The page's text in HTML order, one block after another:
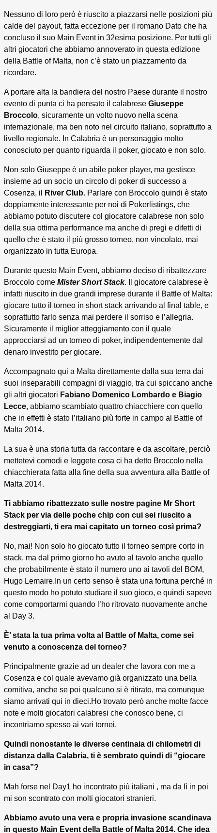
Nessuno di loro però è riuscito a piazzarsi nelle posizioni più
calde del payout, fatta eccezione per il romano Dato che ha
concluso il suo Main Event in 32esima posizione. Per tutti gli
altri giocatori che abbiamo annoverato in questa edizione
della Battle of Malta, non c’è stato un piazzamento da
ricordare.
A portare alta la bandiera del nostro Paese durante il nostro
evento di punta ci ha pensato il calabrese Giuseppe
Broccolo, sicuramente un volto nuovo nella scena
internazionale, ma ben noto nel circuito italiano, soprattutto a
livello regionale. In Calabria è un personaggio molto
conosciuto per quanto riguarda il poker, giocato e non solo.
Non solo Giuseppe è un abile poker player, ma gestisce
insieme ad un socio un circolo di poker di successo a
Cosenza, il
River Club. Parlare con Broccolo quindi è stato
doppiamente interessante per noi di Pokerlistings, che
abbiamo potuto discutere col giocatore calabrese non solo
della sua ottima performance ma anche di pregi e difetti di
quello che è stato il più grosso torneo, non vincolato, mai
organizzato in tutta Europa.
Durante questo Main Event, abbiamo deciso di ribattezzare
Broccolo come Mister Short Stack. Il giocatore calabrese è
infatti riuscito in due grandi imprese durante il Battle of Malta:
giocare tutto il torneo in short stack arrivando al final table, e
soprattutto farlo senza mai perdere il sorriso e l’allegria.
Sicuramente il miglior atteggiamento con il quale
approcciarsi ad un torneo di poker, indipendentemente dal
denaro investito per giocare.
Accompagnato qui a Malta direttamente dalla sua terra dai
suoi inseparabili compagni di viaggio, tra cui spiccano anche
gli altri giocatori Fabiano Domenico Lombardo e Biagio
Lecce, abbiamo scambiato quattro chiacchiere con quello
che in effetti è stato l’italiano più forte in campo al Battle of
Malta 2014.
La sua è una storia tutta da raccontare e da ascoltare, perciò
mettetevi comodi e leggete cosa ci ha detto Broccolo nella
chiacchierata fatta alla fine della sua avventura alla Battle of
Malta 2014.
Ti abbiamo ribattezzato sulle nostre pagine Mr Short
Stack per via delle poche chip con cui sei riuscito a
destreggiarti, ti era mai capitato un torneo così prima?
No, mai! Non solo ho giocato tutto il torneo sempre corto in
stack, ma dal primo giorno ho avuto al tavolo anche quello
che probabilmente è stato il numero uno ai tavoli del BOM,
Hugo Lemaire.In un certo senso è stata una fortuna perché in
questo modo ho potuto studiare il suo gioco, e quindi sapevo
come comportarmi quando l’ho ritrovato nuovamente anche
al Day 3.
È’ stata la tua prima volta al Battle of Malta, come sei
venuto a conoscenza del torneo?
Principalmente grazie ad un dealer che lavora con me a
Cosenza e col quale avevamo già organizzato una bella
comitiva, anche se poi qualcuno si è ritirato, ma comunque
siamo arrivati qui in dieci.Ho trovato però anche molte facce
note e molti giocatori calabresi che conosco bene, ci
incontriamo spesso ai vari tornei.
Quindi nonostante le diverse centinaia di chilometri di
distanza dalla Calabria, ti è sembrato quindi di “giocare
in casa”?
Mah forse nel Day1 ho incontrato più italiani , ma da lì in poi
mi son scontrato con molti giocatori stranieri.
Abbiamo avuto una vera e propria invasione scandinava
in questo Main Event della Battle of Malta 2014. Che idea